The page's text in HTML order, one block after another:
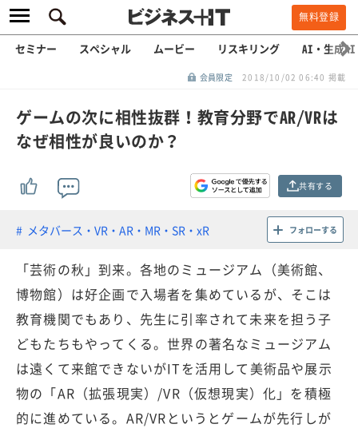
無料登録
セミナー スペシャル ムービー リスキリング AI・生成AI
会員限定 2018/10/02 06:40 掲載
ゲームの次に相性抜群！教育分野でAR/VRは
なぜ相性が良いのか？
共有する
メタバース・VR・AR・MR・SR・xR フォローする
「芸術の秋」到来。各地のミュージアム（美術館、
博物館）は好企画で入場者を集めているが、そこは
教育機関でもあり、先生に引率されて未来を担う子
どもたちもやってくる。世界の著名なミュージアム
は遠くて来館できないがITを活用して美術品や展示
物の「AR（拡張現実）/VR（仮想現実）化」を積極
的に進めている。AR/VRというとゲームが先行しが